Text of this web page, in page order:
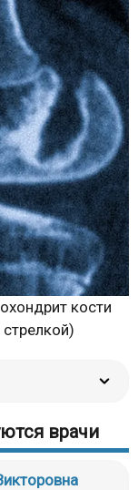
кости
врачи